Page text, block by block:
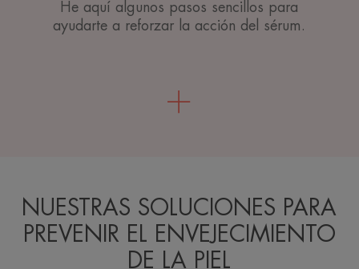
He aquí algunos pasos sencillos para
ayudarte a reforzar la acción del sérum.
NUESTRAS SOLUCIONES PARA
PREVENIR EL ENVEJECIMIENTO
DE LA PIEL